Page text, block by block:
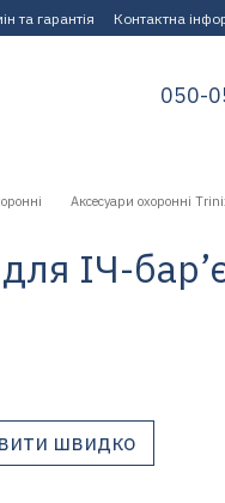
та гарантія Контактна
050-
Аксесуари охоронні
ІЧ-
швидко